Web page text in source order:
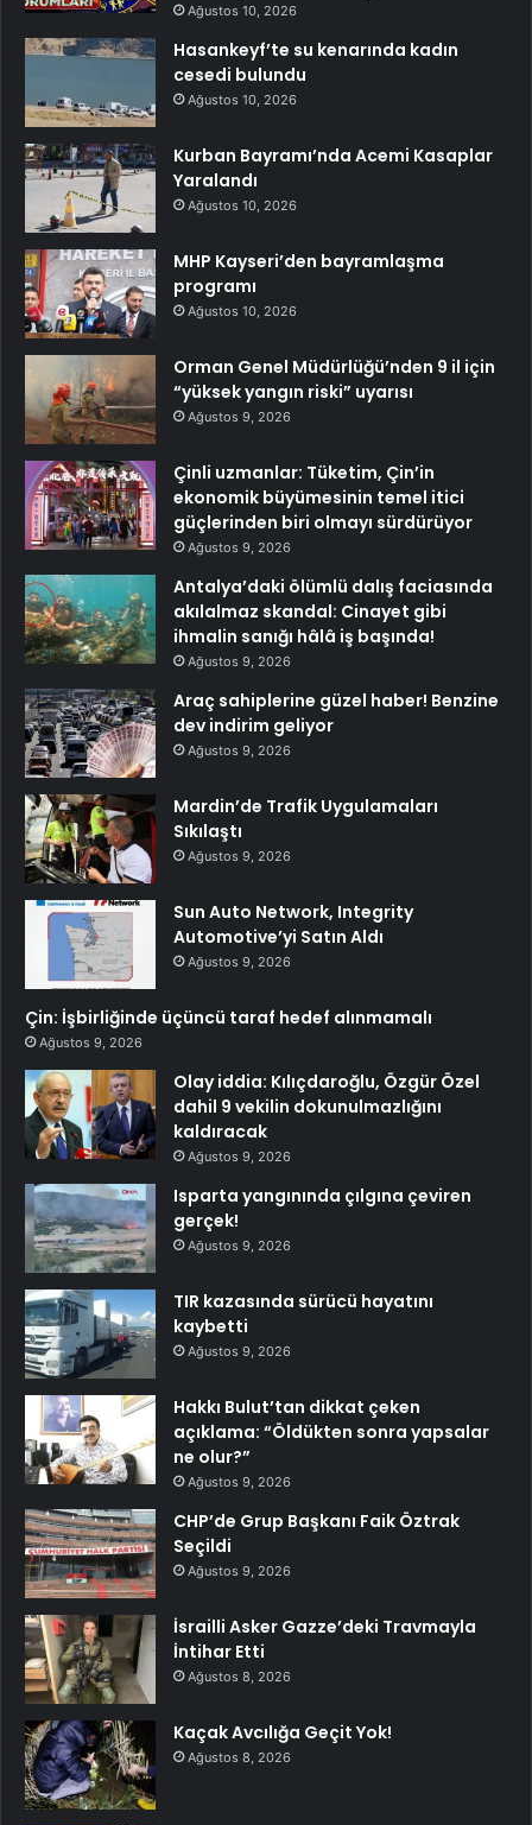
Ağustos 10, 2026
Hasankeyf’te su kenarında kadın
cesedi bulundu
Ağustos 10, 2026
Kurban Bayramı’nda Acemi Kasaplar
Yaralandı
Ağustos 10, 2026
MHP Kayseri’den bayramlaşma
programı
Ağustos 10, 2026
Orman Genel Müdürlüğü’nden 9 il için
“yüksek yangın riski” uyarısı
Ağustos 9, 2026
Çinli uzmanlar: Tüketim, Çin’in
ekonomik büyümesinin temel itici
güçlerinden biri olmayı sürdürüyor
Ağustos 9, 2026
Antalya’daki ölümlü dalış faciasında
akılalmaz skandal: Cinayet gibi
ihmalin sanığı hâlâ iş başında!
Ağustos 9, 2026
Araç sahiplerine güzel haber! Benzine
dev indirim geliyor
Ağustos 9, 2026
Mardin’de Trafik Uygulamaları
Sıkılaştı
Ağustos 9, 2026
Sun Auto Network, Integrity
Automotive’yi Satın Aldı
Ağustos 9, 2026
Çin: İşbirliğinde üçüncü taraf hedef alınmamalı
Ağustos 9, 2026
Olay iddia: Kılıçdaroğlu, Özgür Özel
dahil 9 vekilin dokunulmazlığını
kaldıracak
Ağustos 9, 2026
Isparta yangınında çılgına çeviren
gerçek!
Ağustos 9, 2026
TIR kazasında sürücü hayatını
kaybetti
Ağustos 9, 2026
Hakkı Bulut’tan dikkat çeken
açıklama: “Öldükten sonra yapsalar
ne olur?”
Ağustos 9, 2026
CHP’de Grup Başkanı Faik Öztrak
Seçildi
Ağustos 9, 2026
İsrailli Asker Gazze’deki Travmayla
İntihar Etti
Ağustos 8, 2026
Kaçak Avcılığa Geçit Yok!
Ağustos 8, 2026